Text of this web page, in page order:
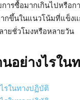
ารซื้อมากเกินไปหรือก
กขึ้นในแนวโน้มที่แข็งแ
ยชั่วโมงหรือหลายวัน
อย่างไรใน